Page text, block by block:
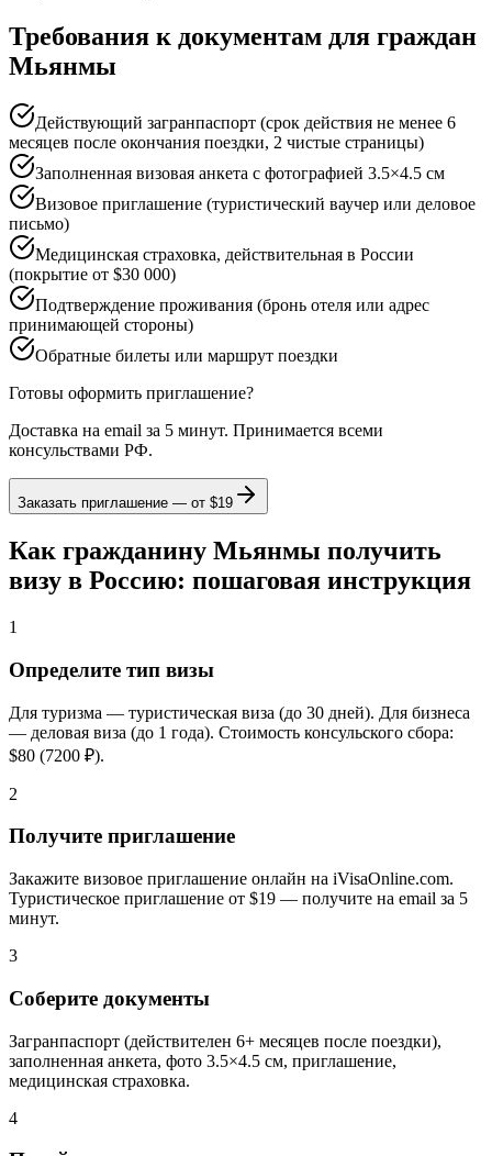
Требования к документам для граждан
Мьянмы
Действующий загранпаспорт (срок действия не менее 6
месяцев после окончания поездки, 2 чистые страницы)
Заполненная визовая анкета с фотографией 3.5×4.5 см
Визовое приглашение (туристический ваучер или деловое
письмо)
Медицинская страховка, действительная в России
(покрытие от $30 000)
Подтверждение проживания (бронь отеля или адрес
принимающей стороны)
Обратные билеты или маршрут поездки
Готовы оформить приглашение?
Доставка на email за 5 минут. Принимается всеми
консульствами РФ.
Заказать приглашение — от $19
Как гражданину Мьянмы получить
визу в Россию: пошаговая инструкция
1
Определите тип визы
Для туризма — туристическая виза (до 30 дней). Для бизнеса
— деловая виза (до 1 года). Стоимость консульского сбора:
$80 (7200 ₽).
2
Получите приглашение
Закажите визовое приглашение онлайн на iVisaOnline.com.
Туристическое приглашение от $19 — получите на email за 5
минут.
3
Соберите документы
Загранпаспорт (действителен 6+ месяцев после поездки),
заполненная анкета, фото 3.5×4.5 см, приглашение,
медицинская страховка.
4